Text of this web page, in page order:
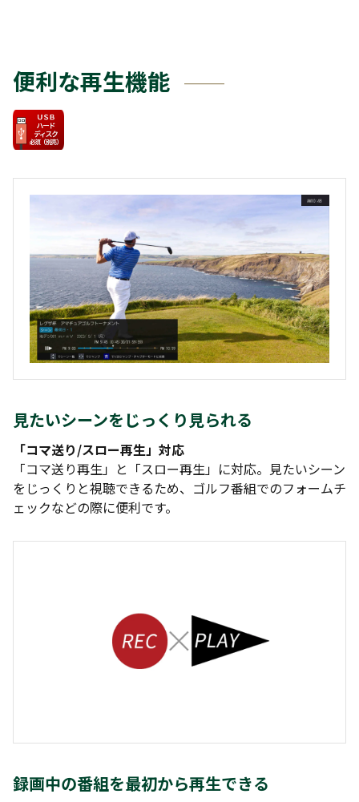
便利な再生機能
見たいシーンをじっくり見られる
「コマ送り/スロー再生」対応
「コマ送り再生」と「スロー再生」に対応。見たいシーン
をじっくりと視聴できるため、ゴルフ番組でのフォームチ
ェックなどの際に便利です。
録画中の番組を最初から再生できる